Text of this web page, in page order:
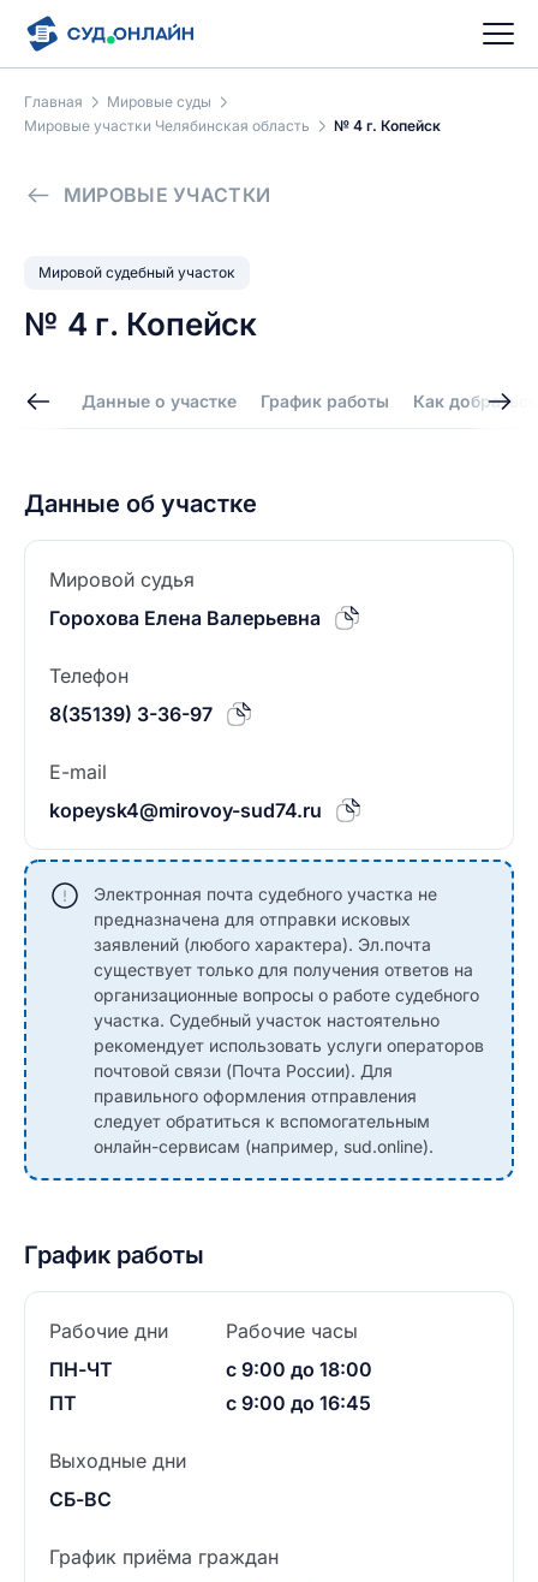
Главная
Мировые суды
Мировые участки Челябинская область
№ 4 г. Копейск
МИРОВЫЕ УЧАСТКИ
Мировой судебный участок
№ 4 г. Копейск
Данные о участке График работы Как добраться
Данные об участке
Мировой судья
Горохова Елена Валерьевна
Телефон
8(35139) 3-36-97
E-mail
kopeysk4@mirovoy-sud74.ru
Электронная почта судебного участка не
предназначена для отправки исковых
заявлений (любого характера). Эл.почта
существует только для получения ответов на
организационные вопросы о работе судебного
участка. Судебный участок настоятельно
рекомендует использовать услуги операторов
почтовой связи (Почта России). Для
правильного оформления отправления
следует обратиться к вспомогательным
онлайн-сервисам (например, sud.online).
График работы
Рабочие дни
ПН-ЧТ
ПТ
Рабочие часы
с 9:00 до 18:00
с 9:00 до 16:45
Выходные дни
СБ-ВС
График приёма граждан